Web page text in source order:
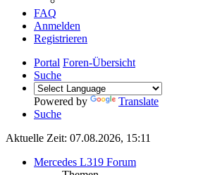
FAQ
Anmelden
Registrieren
Portal Foren-Übersicht
Suche
Powered by
Translate
Suche
Aktuelle Zeit: 07.08.2026, 15:11
Mercedes L319 Forum